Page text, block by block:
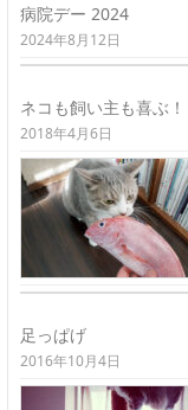
病院デー 2024
2024年8月12日
ネコも飼い主も喜ぶ
2018年4月6日
足っぱげ
2016年10月4日